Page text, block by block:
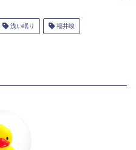
浅い眠り 福井峻